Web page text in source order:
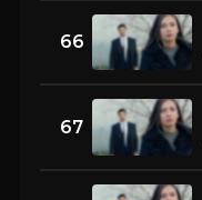
66
67